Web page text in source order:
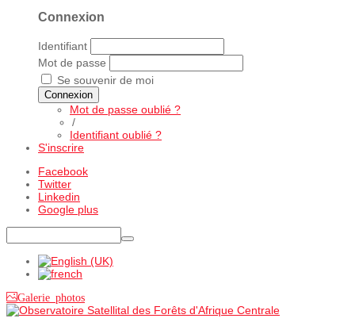
Connexion
Identifiant
Mot de passe
Se souvenir de moi
Connexion
Mot de passe oublié ?
/
Identifiant oublié ?
S'inscrire
Facebook
Twitter
Linkedin
Google plus
Galerie photos